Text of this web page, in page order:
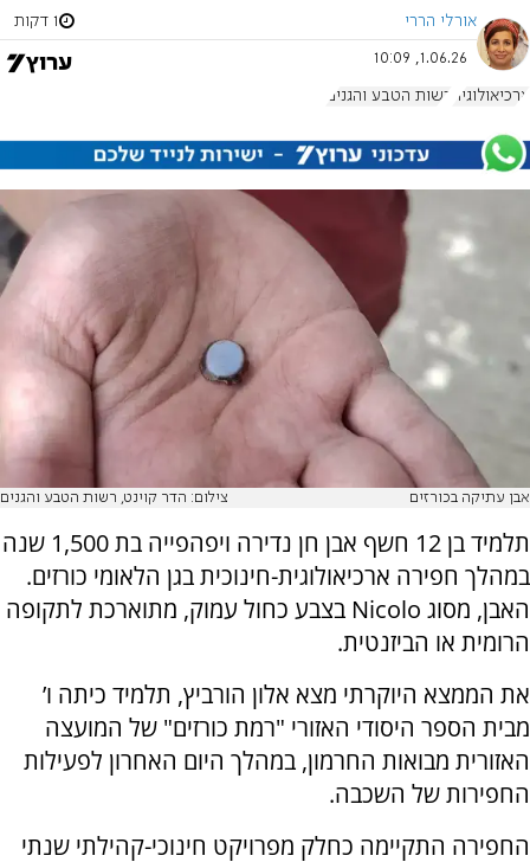
אורלי הררי 1 דקות
1.06.26, 10:09
ארכיאולוגיה רשות הטבע והגנים
אבן עתיקה בכורזים צילום: הדר קוינט, רשות הטבע והגנים
תלמיד בן 12 חשף אבן חן נדירה ויפהפייה בת 1,500 שנה
במהלך חפירה ארכיאולוגית-חינוכית בגן הלאומי כורזים.
האבן, מסוג Nicolo בצבע כחול עמוק, מתוארכת לתקופה
הרומית או הביזנטית.
את הממצא היוקרתי מצא אלון הורביץ, תלמיד כיתה ו’
מבית הספר היסודי האזורי "רמת כורזים" של המועצה
האזורית מבואות החרמון, במהלך היום האחרון לפעילות
החפירות של השכבה.
החפירה התקיימה כחלק מפרויקט חינוכי-קהילתי שנתי